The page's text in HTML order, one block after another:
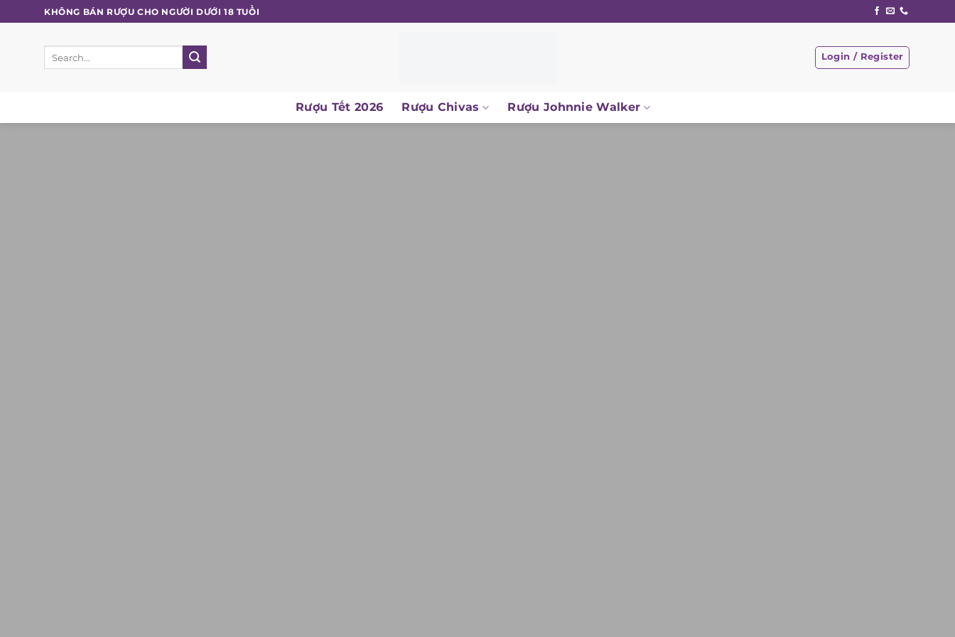
to
content
KHÔNG BÁN RƯỢU CHO NGƯỜI DƯỚI 18 TUỔI
Login / Register
Rượu Tết 2026 Rượu Chivas Rượu Johnnie Walker